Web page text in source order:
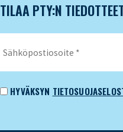
TILAA PTY:N
HYVÄKSYN